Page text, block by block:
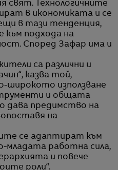
свят. Технологичните
в икономиката и се
в тази тенденция,
към подхода на
Според Зафар има и
са различни и
казва той,
широкото използване
и общата
дава предимство на
на
се адаптират към
младата работна сила,
и повече
роли“.